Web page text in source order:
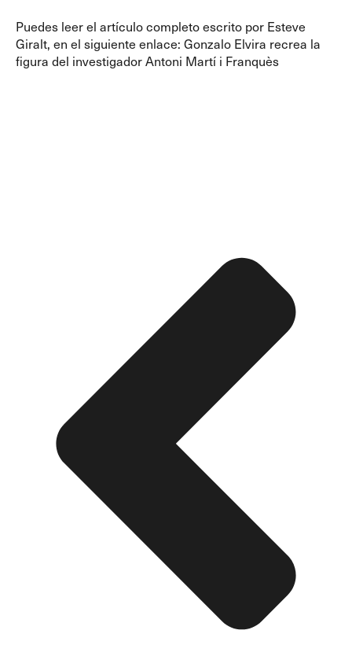
Puedes leer el artículo completo escrito por Esteve
Giralt, en el siguiente enlace: Gonzalo Elvira recrea la
figura del investigador Antoni Martí i Franquès